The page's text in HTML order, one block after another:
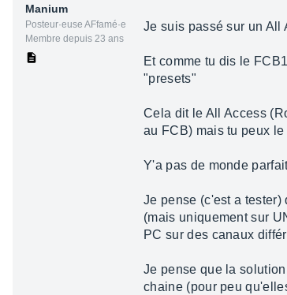
Manium
Posteur·euse AFfamé·e
Membre depuis 23 ans
Je suis passé sur un All
Et comme tu dis le
"presets"
Cela dit le All Access
au FCB) mais tu peux
Y'a pas de monde
Je pense (c'est a
(mais uniquement sur
PC sur des canaux
Je pense que la
chaine (pour peu